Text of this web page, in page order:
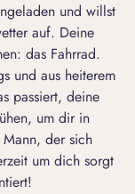
und willst
auf. Deine
das Fahrrad.
und aus heiterem
passiert, deine
um dir in
der sich
um dich sorgt